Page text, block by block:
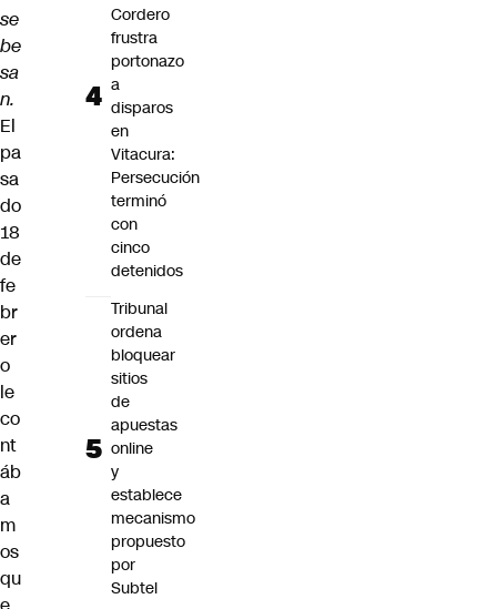
se
be
sa
n.
El
pa
sa
do
18
de
fe
br
er
o
le
co
nt
áb
a
m
os
qu
Cordero
frustra
portonazo
a
disparos
en
Vitacura:
Persecución
terminó
con
cinco
detenidos
Tribunal
ordena
bloquear
sitios
de
apuestas
online
y
establece
mecanismo
propuesto
por
Subtel